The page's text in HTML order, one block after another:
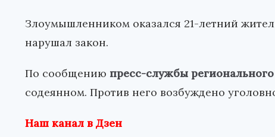
Злоумышленником оказался 21-летний
нарушал закон.
По сообщению пресс-службы
содеянном. Против него возбуждено
Наш канал в Дзен